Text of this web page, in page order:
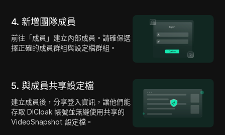
4. 新增團隊成員
前往「成員」建立內部成員。請確保選
擇正確的成員群組與設定檔群組。
5. 與成員共享設定檔
建立成員後，分享登入資訊，讓他們能
存取 DICloak 帳號並無縫使用共享的
VideoSnapshot 設定檔。